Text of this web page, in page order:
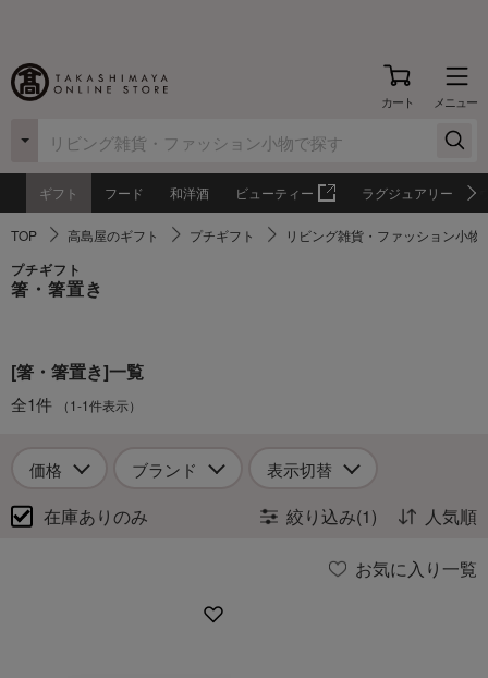
カート メニュー
ギフト フード 和洋酒 ビューティー ラグジュアリー
TOP 高島屋のギフト プチギフト リビング雑貨・ファッション小物
プチギフト
箸・箸置き
[箸・箸置き]一覧
全1件 （1-1件表示）
価格 ブランド 表示切替
在庫ありのみ 絞り込み(1) 人気順
お気に入り一覧